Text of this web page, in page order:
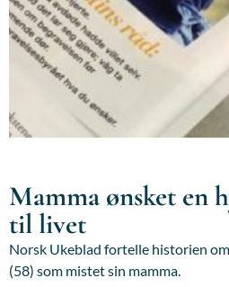
Mamma ønsket en
til livet
Norsk Ukeblad fortelle historien
(58) som mistet sin mamma.